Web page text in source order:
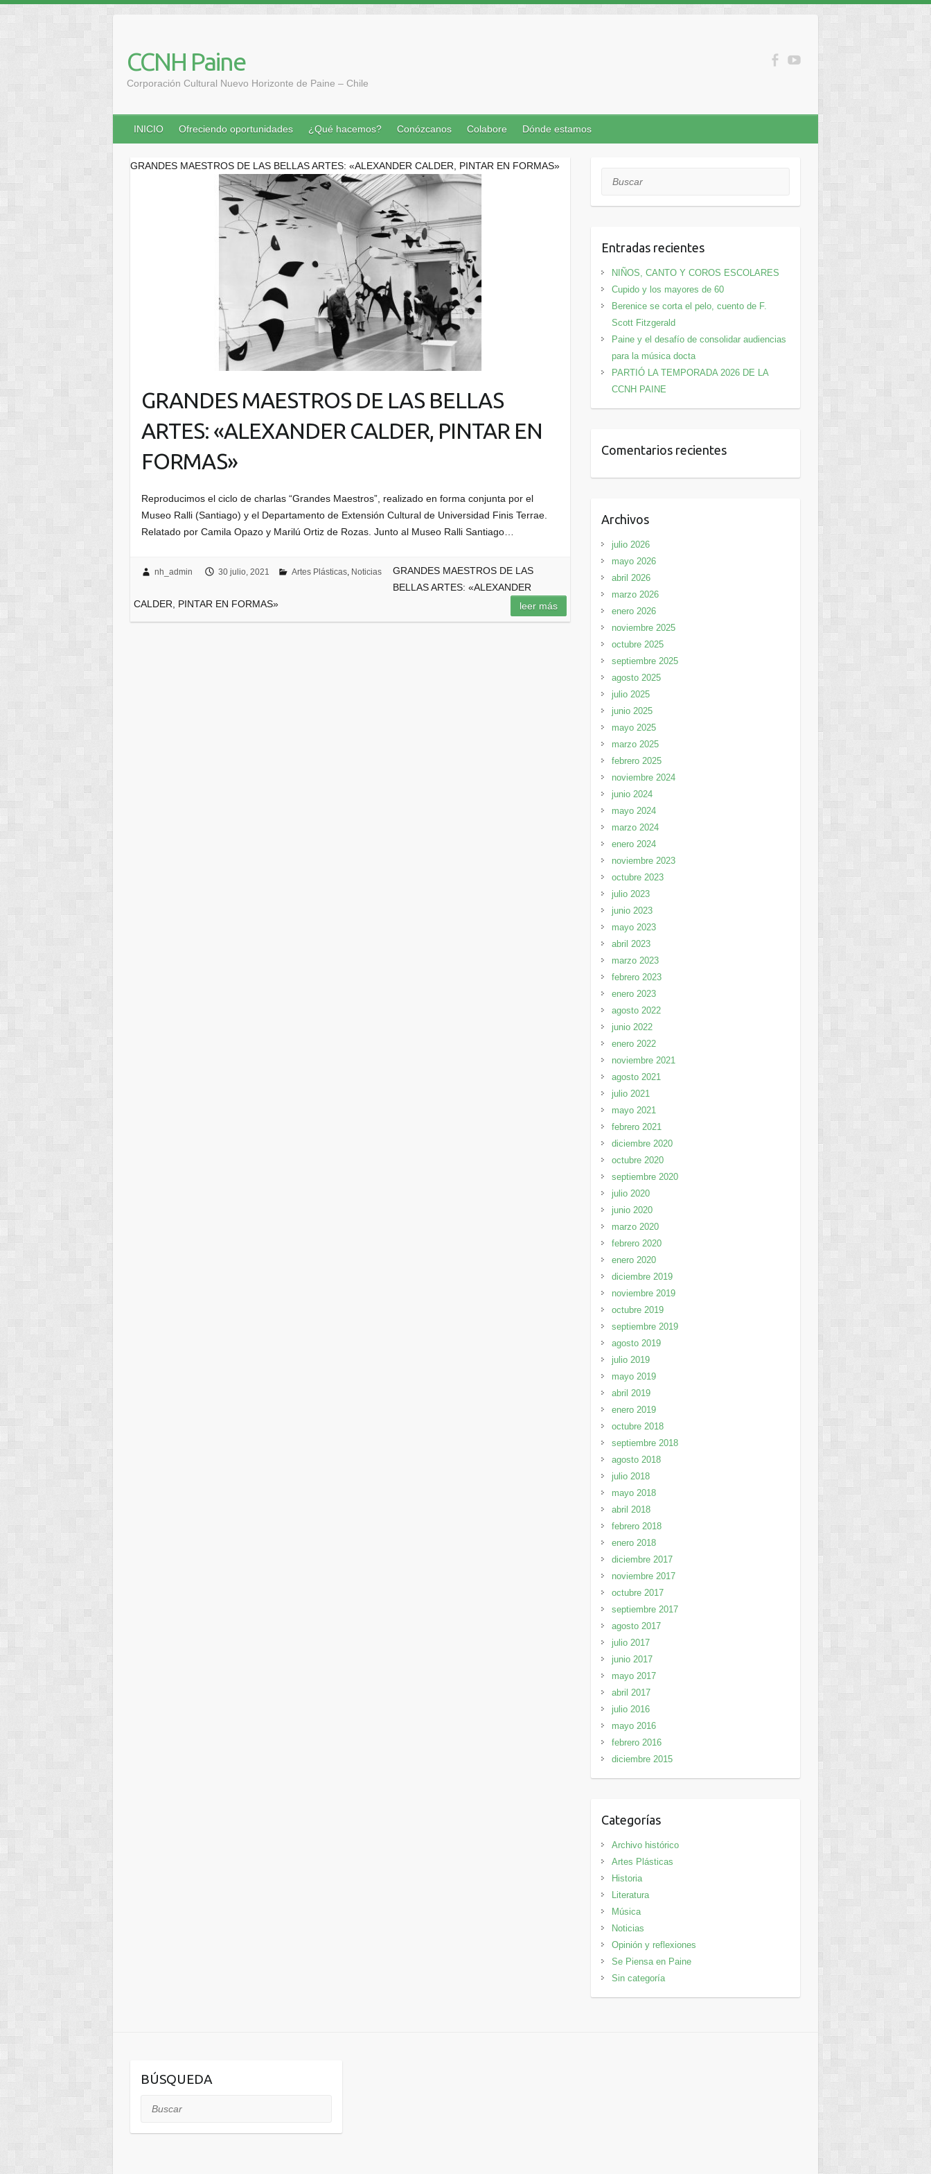
contenido
CCNH Paine
Corporación Cultural Nuevo Horizonte de Paine – Chile
INICIO Ofreciendo oportunidades ¿Qué hacemos? Conózcanos Colabore Dónde estamos
GRANDES MAESTROS DE LAS BELLAS ARTES: «ALEXANDER CALDER, PINTAR EN FORMAS»
GRANDES MAESTROS DE LAS BELLAS
ARTES: «ALEXANDER CALDER, PINTAR EN
FORMAS»
Reproducimos el ciclo de charlas “Grandes Maestros”, realizado en forma conjunta por el
Museo Ralli (Santiago) y el Departamento de Extensión Cultural de Universidad Finis Terrae.
Relatado por Camila Opazo y Marilú Ortiz de Rozas. Junto al Museo Ralli Santiago…
nh_admin 30 julio, 2021 Artes Plásticas, Noticias
GRANDES MAESTROS DE LAS
BELLAS ARTES: «ALEXANDER
CALDER, PINTAR EN FORMAS»
leer más
Buscar
Entradas recientes
NIÑOS, CANTO Y COROS ESCOLARES
Cupido y los mayores de 60
Berenice se corta el pelo, cuento de F.
Scott Fitzgerald
Paine y el desafío de consolidar audiencias
para la música docta
PARTIÓ LA TEMPORADA 2026 DE LA
CCNH PAINE
Comentarios recientes
Archivos
julio 2026
mayo 2026
abril 2026
marzo 2026
enero 2026
noviembre 2025
octubre 2025
septiembre 2025
agosto 2025
julio 2025
junio 2025
mayo 2025
marzo 2025
febrero 2025
noviembre 2024
junio 2024
mayo 2024
marzo 2024
enero 2024
noviembre 2023
octubre 2023
julio 2023
junio 2023
mayo 2023
abril 2023
marzo 2023
febrero 2023
enero 2023
agosto 2022
junio 2022
enero 2022
noviembre 2021
agosto 2021
julio 2021
mayo 2021
febrero 2021
diciembre 2020
octubre 2020
septiembre 2020
julio 2020
junio 2020
marzo 2020
febrero 2020
enero 2020
diciembre 2019
noviembre 2019
octubre 2019
septiembre 2019
agosto 2019
julio 2019
mayo 2019
abril 2019
enero 2019
octubre 2018
septiembre 2018
agosto 2018
julio 2018
mayo 2018
abril 2018
febrero 2018
enero 2018
diciembre 2017
noviembre 2017
octubre 2017
septiembre 2017
agosto 2017
julio 2017
junio 2017
mayo 2017
abril 2017
julio 2016
mayo 2016
febrero 2016
diciembre 2015
Categorías
Archivo histórico
Artes Plásticas
Historia
Literatura
Música
Noticias
Opinión y reflexiones
Se Piensa en Paine
Sin categoría
BÚSQUEDA
Buscar